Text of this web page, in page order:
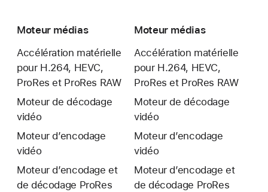
Moteur médias
Accélération matérielle
pour H.264, HEVC,
ProRes et ProRes RAW
Moteur de décodage
vidéo
Moteur d’encodage
vidéo
Moteur d’encodage et
de décodage ProRes
Moteur médias
Accélération matérielle
pour H.264, HEVC,
ProRes et ProRes RAW
Moteur de décodage
vidéo
Moteur d’encodage
vidéo
Moteur d’encodage et
de décodage ProRes